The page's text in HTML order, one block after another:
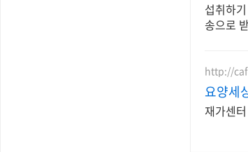
섭취하
송으로
http://
요양세
재가센